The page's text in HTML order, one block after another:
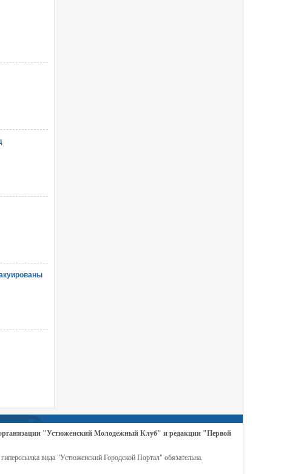
организации "Устюженский Молодежный Клуб" и редакции "Первой
вида "Устюженский Городской Портал" обязательна.